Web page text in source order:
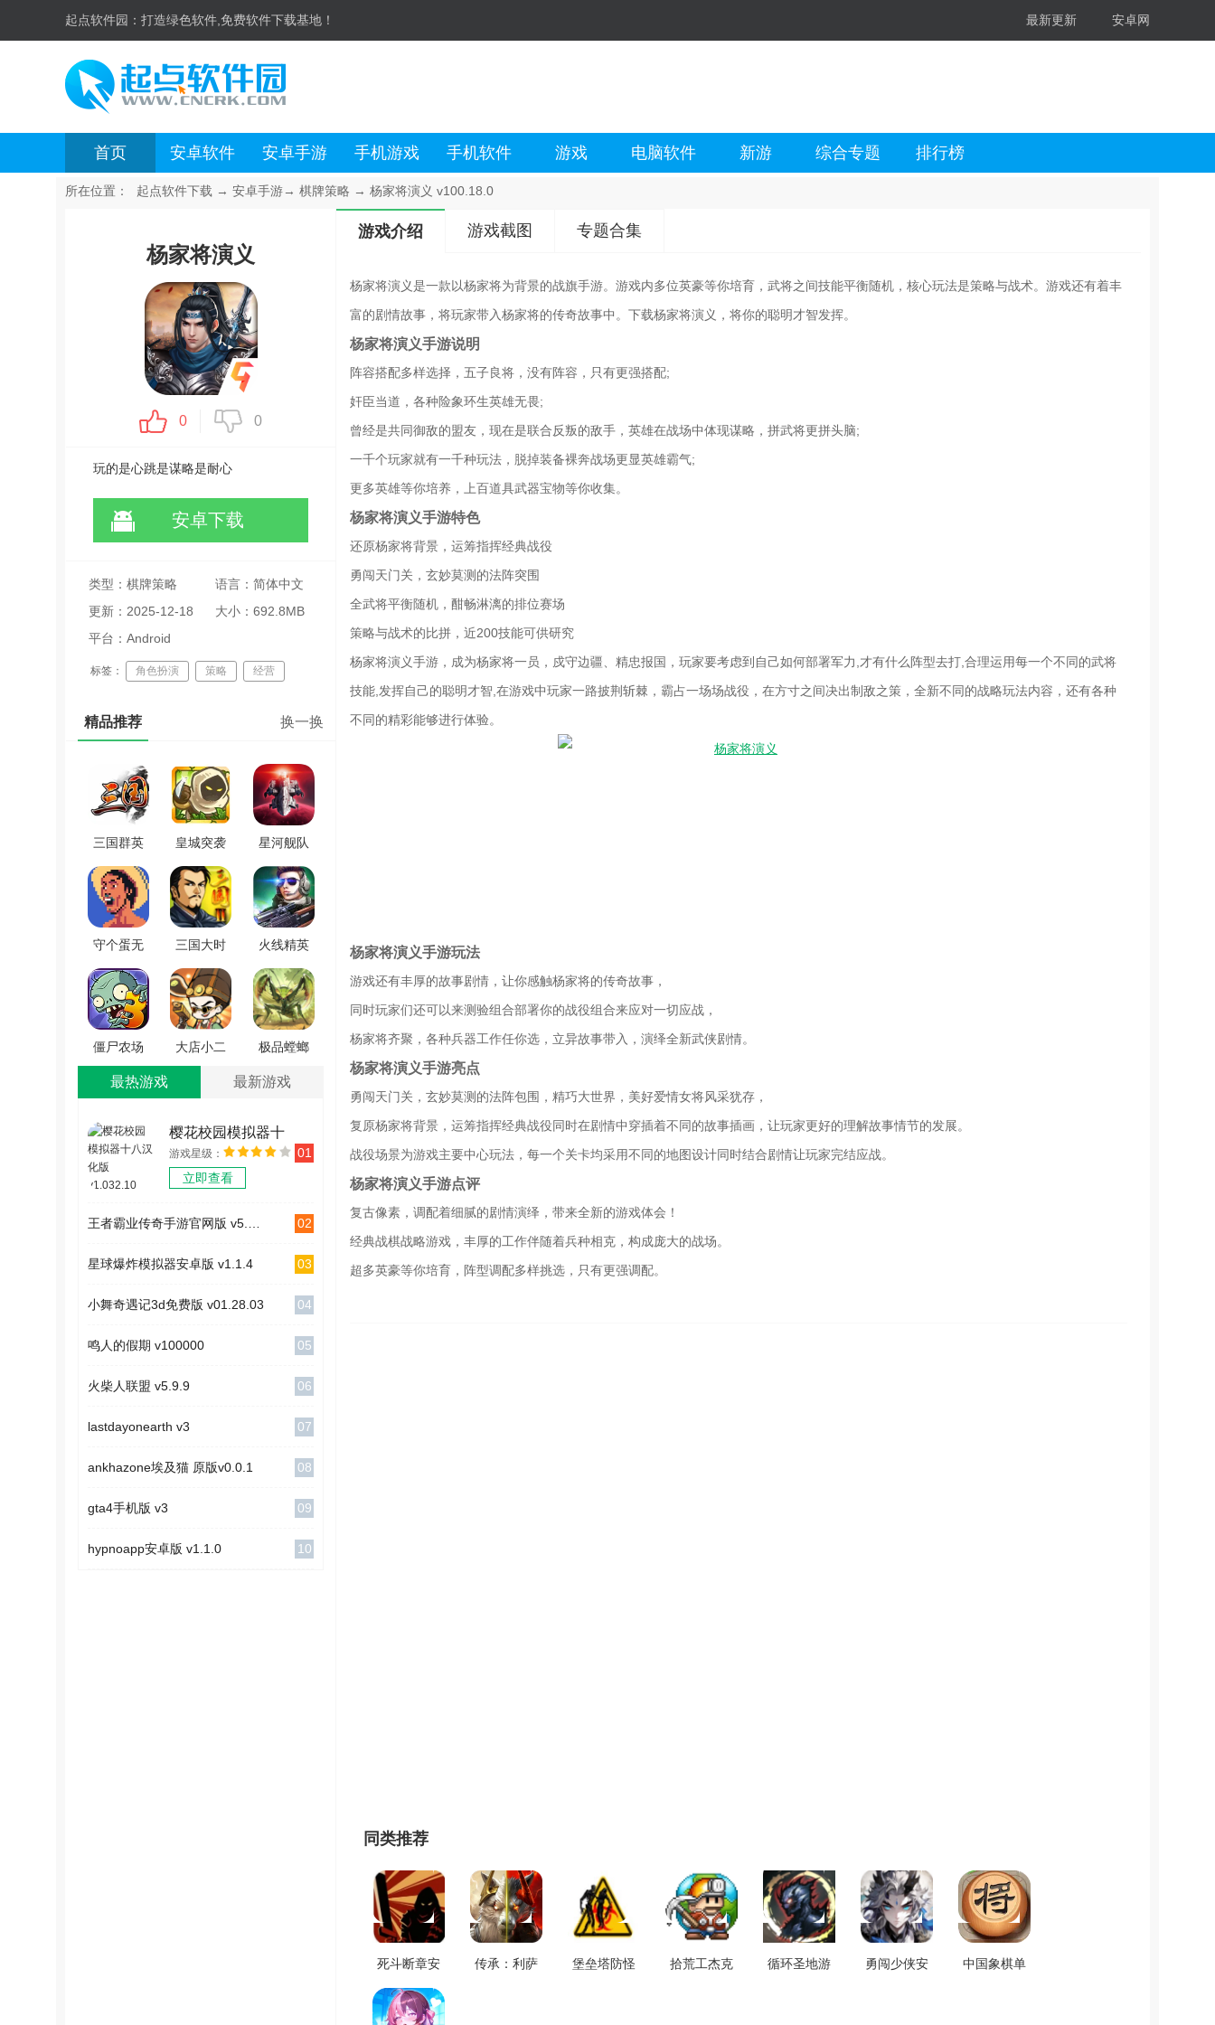
起点软件园： 打造绿色软件,免费软件下载基地！ 最新更新 安卓网
首页 安卓软件 安卓手游 手机游戏 手机软件 游戏 电脑软件 新游 综合专题 排行榜
所在位置： 起点软件下载 → 安卓手游→ 棋牌策略 → 杨家将演义 v100.18.0
杨家将演义
0 0
玩的是心跳是谋略是耐心
安卓下载
类型：棋牌策略
语言：简体中文
更新：2025-12-18
07:51:38
大小：692.8MB
平台：Android
标签： 角色扮演 策略 经营
2023回合制战棋类策略游戏
精品推荐 换一换
三国群英
战争正版
v1.0
皇城突袭
手机免费
版
v6.3.02
星河舰队
V1.0.0
守个蛋无
广告版
v1.0.0
三国大时
代2官方正
版 v2.8
火线精英
游戏纯净
最新版
v0.9.35.550983
僵尸农场
官方版
v1.0.7
大店小二
手游版
极品螳螂
最热游戏 最新游戏
樱花校园模拟器十
八汉化版 v1.032.10
游戏星级：
立即查看
01
02
星球爆炸模拟器安卓版 v1.1.4 03
小舞奇遇记3d免费版 v01.28.03 04
鸣人的假期 v100000 05
火柴人联盟 v5.9.9 06
lastdayonearth v3 07
ankhazone埃及猫 原版v0.0.1 08
gta4手机版 v3 09
hypnoapp安卓版 v1.1.0 10
游戏介绍 游戏截图 专题合集
杨家将演义是一款以杨家将为背景的战旗手游。游戏内多位英豪等你培育，武将之间技能平衡随机，核心玩法是策略与战术。游戏还有着丰
富的剧情故事，将玩家带入杨家将的传奇故事中。下载杨家将演义，将你的聪明才智发挥。
杨家将演义手游说明
阵容搭配多样选择，五子良将，没有阵容，只有更强搭配;
奸臣当道，各种险象环生英雄无畏;
曾经是共同御敌的盟友，现在是联合反叛的敌手，英雄在战场中体现谋略，拼武将更拼头脑;
一千个玩家就有一千种玩法，脱掉装备裸奔战场更显英雄霸气;
更多英雄等你培养，上百道具武器宝物等你收集。
杨家将演义手游特色
还原杨家将背景，运筹指挥经典战役
勇闯天门关，玄妙莫测的法阵突围
全武将平衡随机，酣畅淋漓的排位赛场
策略与战术的比拼，近200技能可供研究
杨家将演义手游，成为杨家将一员，戍守边疆、精忠报国，玩家要考虑到自己如何部署军力,才有什么阵型去打,合理运用每一个不同的武将
技能,发挥自己的聪明才智,在游戏中玩家一路披荆斩棘，霸占一场场战役，在方寸之间决出制敌之策，全新不同的战略玩法内容，还有各种
不同的精彩能够进行体验。
杨家将演义手游玩法
游戏还有丰厚的故事剧情，让你感触杨家将的传奇故事，
同时玩家们还可以来测验组合部署你的战役组合来应对一切应战，
杨家将齐聚，各种兵器工作任你选，立异故事带入，演绎全新武侠剧情。
杨家将演义手游亮点
勇闯天门关，玄妙莫测的法阵包围，精巧大世界，美好爱情女将风采犹存，
复原杨家将背景，运筹指挥经典战役同时在剧情中穿插着不同的故事插画，让玩家更好的理解故事情节的发展。
战役场景为游戏主要中心玩法，每一个关卡均采用不同的地图设计同时结合剧情让玩家完结应战。
杨家将演义手游点评
复古像素，调配着细腻的剧情演绎，带来全新的游戏体会！
经典战棋战略游戏，丰厚的工作伴随着兵种相克，构成庞大的战场。
超多英豪等你培育，阵型调配多样挑选，只有更强调配。
同类推荐
死斗断章安
卓版 v0.1.5
传承：利萨
堡垒塔防怪
拾荒工杰克
循环圣地游
勇闯少侠安
中国象棋单